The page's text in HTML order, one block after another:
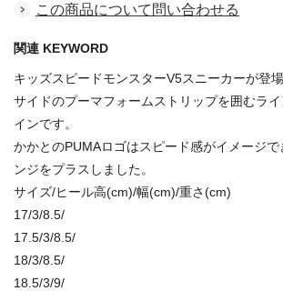
この商品について問い合わせる
関連 KEYWORD
キッズスピードモンスターV5スニーカーが登場
サイドのプーマフォームストリップを囲むラ
インです。
かかとのPUMAロゴはスピード感がイメージ
ンジをプラスしました。
サイズ/ヒール高(cm)/幅(cm)/重さ(cm)
17/3/8.5/
17.5/3/8.5/
18/3/8.5/
18.5/3/9/